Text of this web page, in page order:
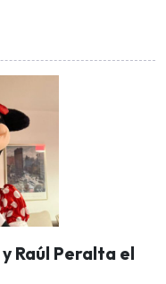
Raúl Peralta el